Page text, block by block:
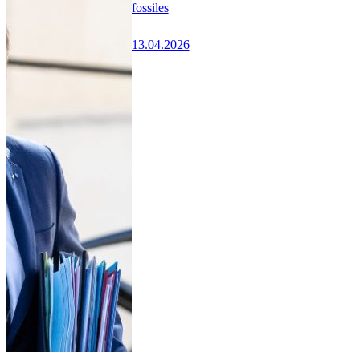
fossiles
13.04.2026